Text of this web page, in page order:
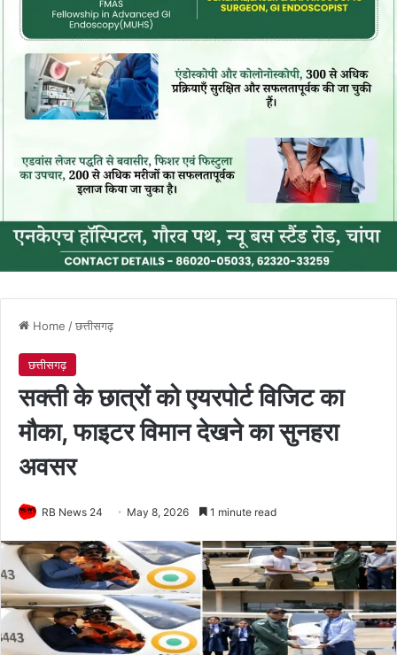
Home /छत्तीसगढ़
छत्तीसगढ़
सक्ती के छात्रों को एयरपोर्ट विजिट का
मौका, फाइटर विमान देखने का सुनहरा
अवसर
RB News 24 May 8, 2026 1 minute read